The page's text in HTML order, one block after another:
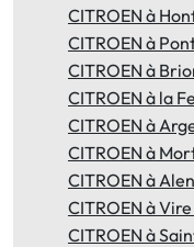
CITROEN à
CITROEN à
CITROEN à
CITROEN à la
CITROEN à
CITROEN à
CITROEN à
CITROEN à
CITROEN à